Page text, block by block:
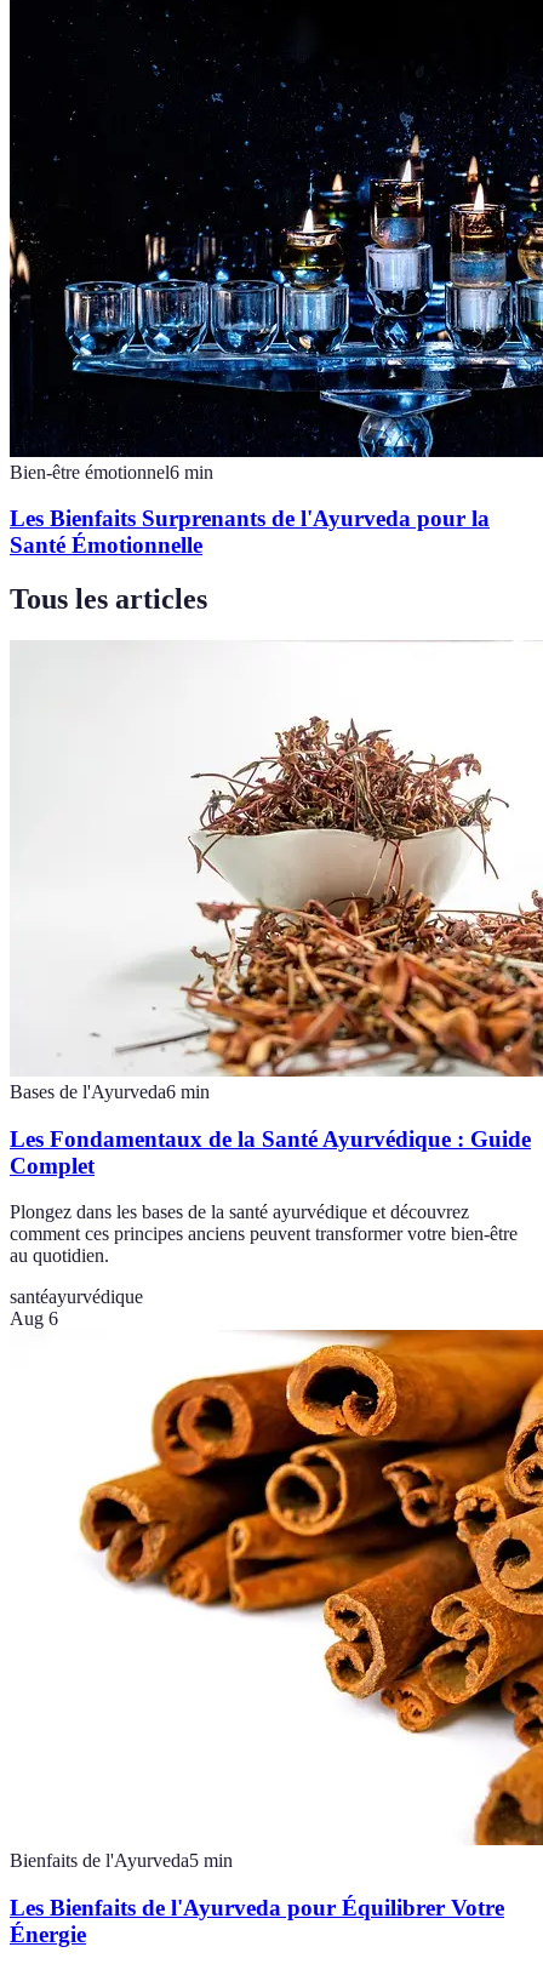
Bien-être émotionnel6 min
Les Bienfaits Surprenants de l'Ayurveda pour la
Santé Émotionnelle
Tous les articles
Bases de l'Ayurveda6 min
Les Fondamentaux de la Santé Ayurvédique : Guide
Complet
Plongez dans les bases de la santé ayurvédique et découvrez
comment ces principes anciens peuvent transformer votre bien-être
au quotidien.
santéayurvédique
Aug 6
Bienfaits de l'Ayurveda5 min
Les Bienfaits de l'Ayurveda pour Équilibrer Votre
Énergie